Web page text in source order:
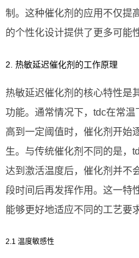
制。这种催化剂的应用不仅提
的个性化设计提供了更多可能性
2. 热敏延迟催化剂的工作原理
热敏延迟催化剂的核心特性是
功能。通常情况下，tdc在常
高到一定阈值时，催化剂开始
生。与传统催化剂不同的是，
达到激活温度后，催化剂并不
段时间后再发挥作用。这一特
能够更好地适应不同的工艺要求
2.1 温度敏感性